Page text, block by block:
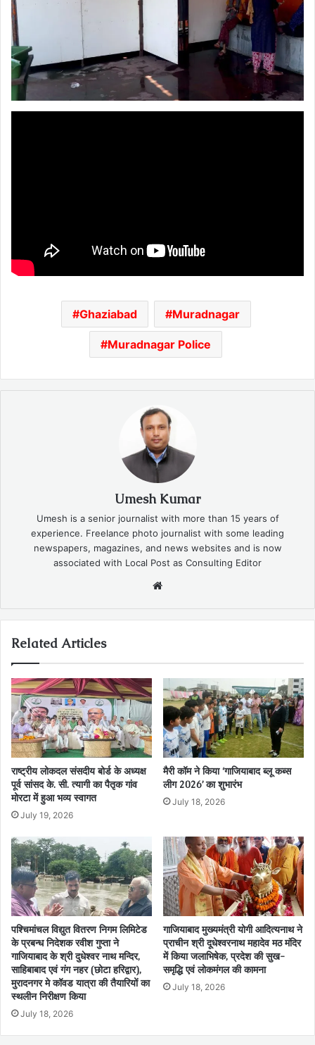
Ghaziabad Muradnagar
Muradnagar Police
Umesh Kumar
Umesh is a senior journalist with more than 15 years of
experience. Freelance photo journalist with some leading
newspapers, magazines, and news websites and is now
associated with Local Post as Consulting Editor
Related Articles
राष्ट्रीय लोकदल संसदीय बोर्ड के अध्यक्ष
पूर्व सांसद के. सी. त्यागी का पैतृक गांव
मोरटा में हुआ भव्य स्वागत
July 19, 2026
मैरी कॉम ने किया ‘गाजियाबाद ब्लू कब्स
लीग 2026’ का शुभारंभ
July 18, 2026
पश्चिमांचल विद्युत वितरण निगम लिमिटेड
के प्रबन्ध निदेशक रवीश गुप्ता ने
गाजियाबाद के श्री दुधेश्वर नाथ मन्दिर,
साहिबाबाद एवं गंग नहर (छोटा हरिद्वार),
मुरादनगर मे कॉवड यात्रा की तैयारियों का
स्थलीन निरीक्षण किया
July 18, 2026
गाजियाबाद मुख्यमंत्री योगी आदित्यनाथ ने
प्राचीन श्री दूधेश्वरनाथ महादेव मठ मंदिर
में किया जलाभिषेक, प्रदेश की सुख-
समृद्धि एवं लोकमंगल की कामना
July 18, 2026